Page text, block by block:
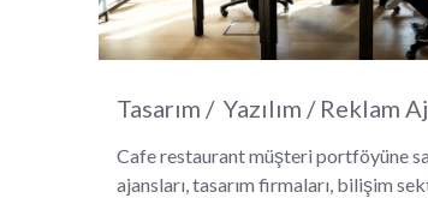
Tasarım / Yazılım / Reklam
Cafe restaurant müşteri portföyüne
ajansları, tasarım firmaları, bilişim